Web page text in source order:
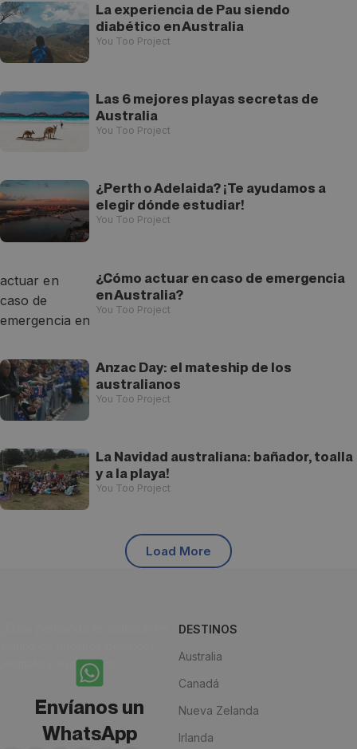
La experiencia de Pau siendo
diabético en Australia
You Too Project
Las 6 mejores playas secretas de
Australia
You Too Project
¿Perth o Adelaida? ¡Te ayudamos a
elegir dónde estudiar!
You Too Project
¿Cómo actuar en caso de emergencia
en Australia?
You Too Project
Anzac Day: el mateship de los
australianos
You Too Project
La Navidad australiana: bañador, toalla
y a la playa!
You Too Project
Load More
¡Anímate y escríbenos!
Envíanos un
WhatsApp
DESTINOS
Australia
Canadá
Nueva Zelanda
Irlanda